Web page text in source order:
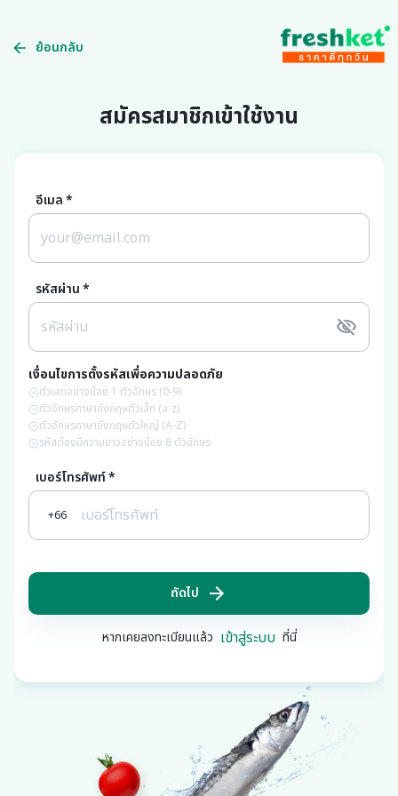
ย้อนกลับ
สมัครสมาชิกเข้าใช้งาน
อีเมล*
รหัสผ่าน*
เงื่อนไขการตั้งรหัสเพื่อความปลอดภัย
ตัวเลขอย่างน้อย 1 ตัวอักษร (0-9)
ตัวอักษรภาษาอังกฤษตัวเล็ก (a-z)
ตัวอักษรภาษาอังกฤษตัวใหญ่ (A-Z)
รหัสต้องมีความยาวอย่างน้อย 8 ตัวอักษร
เบอร์โทรศัพท์*
+66
ถัดไป
หากเคยลงทะเบียนแล้ว เข้าสู่ระบบ ที่นี่